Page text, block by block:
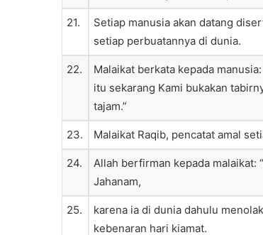
21.
Setiap manusia akan datang
setiap perbuatannya di dunia.
22.
Malaikat berkata kepada
itu sekarang Kami bukakan
tajam.”
23. Malaikat Raqib, pencatat amal
24.
Allah berfirman kepada malaikat:
Jahanam,
25.
karena ia di dunia dahulu
kebenaran hari kiamat.